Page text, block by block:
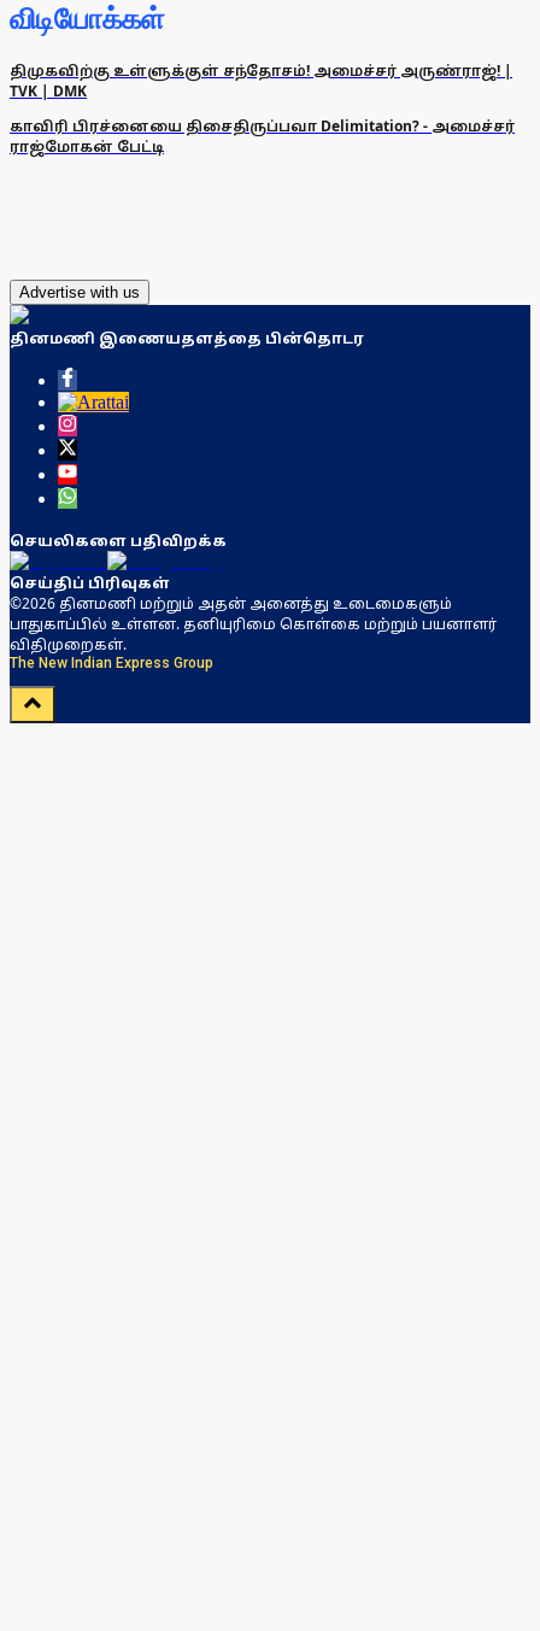
விடியோக்கள்
திமுகவிற்கு உள்ளுக்குள் சந்தோசம்! அமைச்சர் அருண்ராஜ்! |
TVK | DMK
காவிரி பிரச்னையை திசைதிருப்பவா Delimitation? - அமைச்சர்
ராஜ்மோகன் பேட்டி
Advertise with us
தினமணி இணையதளத்தை பின்தொடர
செயலிகளை பதிவிறக்க
செய்திப் பிரிவுகள்
©2026 தினமணி மற்றும் அதன் அனைத்து உடைமைகளும்
பாதுகாப்பில் உள்ளன. தனியுரிமை கொள்கை மற்றும் பயனாளர்
விதிமுறைகள்.
The New Indian Express Group